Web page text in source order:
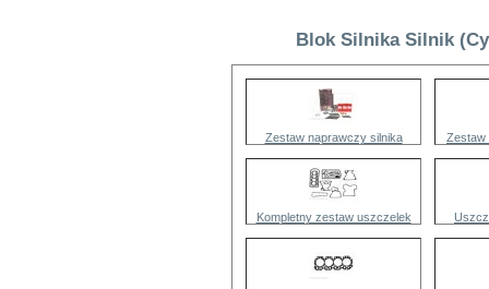
Blok Silnika Silnik
Zestaw naprawczy silnika Zestaw
Kompletny zestaw uszczelek